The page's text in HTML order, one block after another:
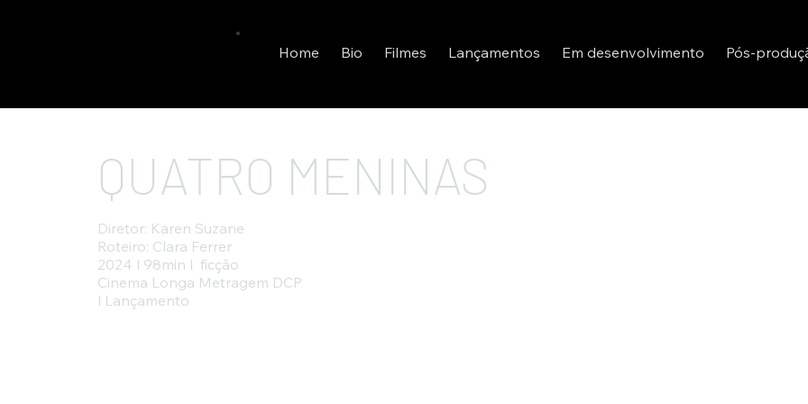
Home Bio Filmes Lançamentos Em desenvolvimento Pós-
QUATRO MENINAS
Diretor: Karen Suzane
Roteiro: Clara Ferrer
2024 l 98min l ficção
Cinema Longa Metragem DCP
l Lançamento